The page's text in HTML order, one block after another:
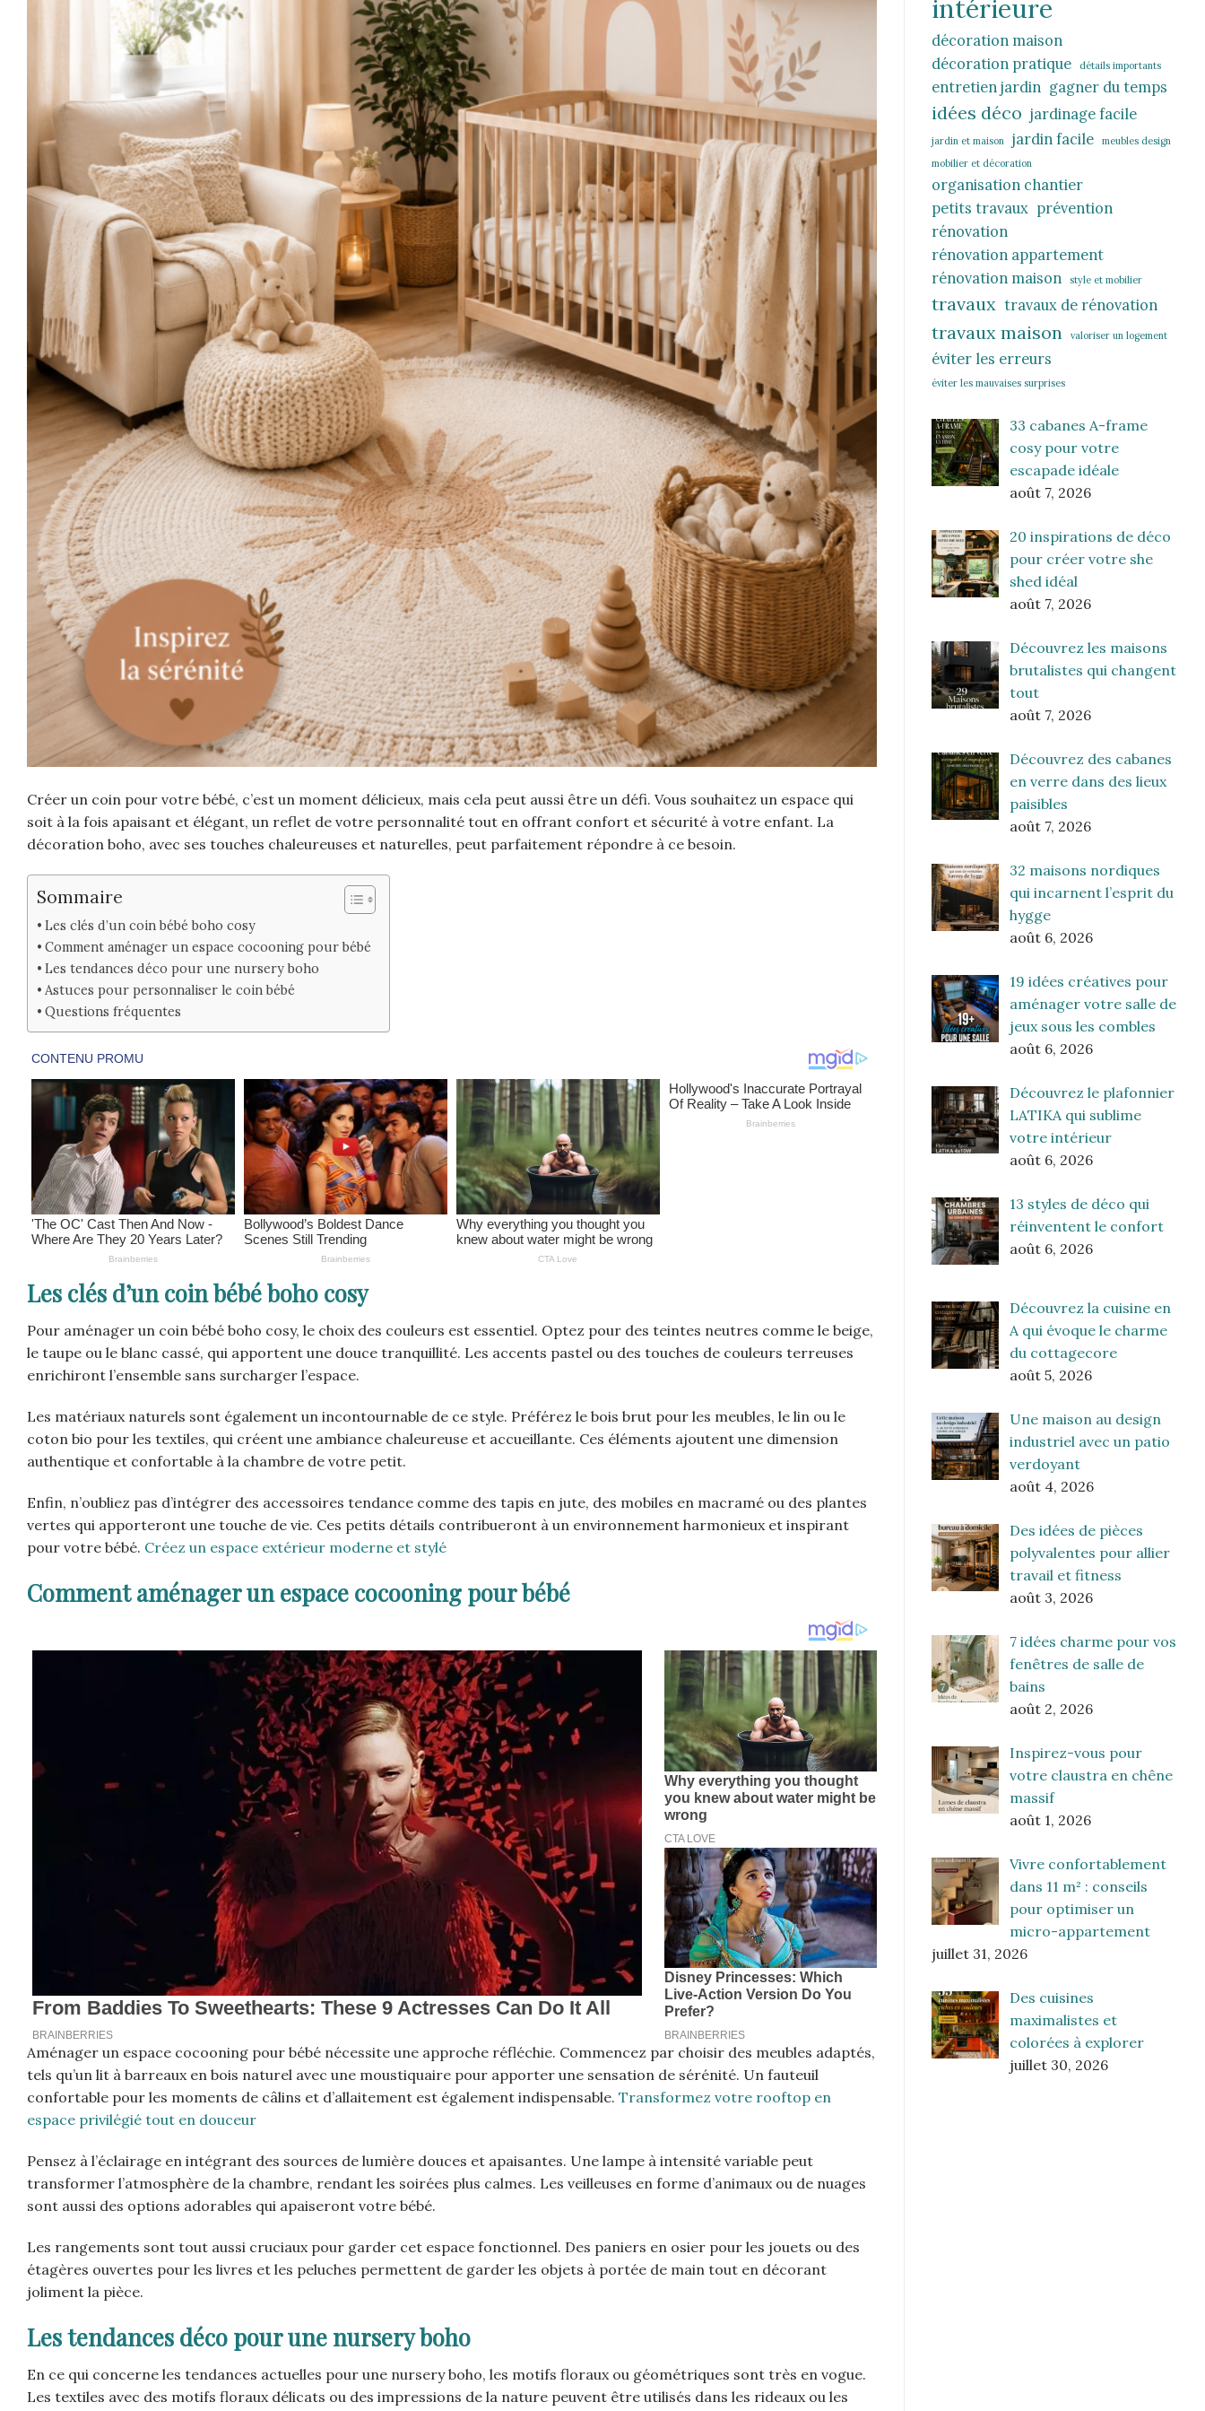
Créer un coin pour votre bébé, c’est un moment délicieux, mais cela peut aussi être un défi. Vous souhaitez un espace qui
soit à la fois apaisant et élégant, un reflet de votre personnalité tout en offrant confort et sécurité à votre enfant. La
décoration boho, avec ses touches chaleureuses et naturelles, peut parfaitement répondre à ce besoin.
Sommaire
Les clés d’un coin bébé boho cosy
Comment aménager un espace cocooning pour bébé
Les tendances déco pour une nursery boho
Astuces pour personnaliser le coin bébé
Questions fréquentes
Les clés d’un coin bébé boho cosy
Pour aménager un coin bébé boho cosy, le choix des couleurs est essentiel. Optez pour des teintes neutres comme le beige,
le taupe ou le blanc cassé, qui apportent une douce tranquillité. Les accents pastel ou des touches de couleurs terreuses
enrichiront l’ensemble sans surcharger l’espace.
Les matériaux naturels sont également un incontournable de ce style. Préférez le bois brut pour les meubles, le lin ou le
coton bio pour les textiles, qui créent une ambiance chaleureuse et accueillante. Ces éléments ajoutent une dimension
authentique et confortable à la chambre de votre petit.
Enfin, n’oubliez pas d’intégrer des accessoires tendance comme des tapis en jute, des mobiles en macramé ou des plantes
vertes qui apporteront une touche de vie. Ces petits détails contribueront à un environnement harmonieux et inspirant
pour votre bébé. Créez un espace extérieur moderne et stylé
Comment aménager un espace cocooning pour bébé
Aménager un espace cocooning pour bébé nécessite une approche réfléchie. Commencez par choisir des meubles adaptés,
tels qu’un lit à barreaux en bois naturel avec une moustiquaire pour apporter une sensation de sérénité. Un fauteuil
confortable pour les moments de câlins et d’allaitement est également indispensable. Transformez votre rooftop en
espace privilégié tout en douceur
Pensez à l’éclairage en intégrant des sources de lumière douces et apaisantes. Une lampe à intensité variable peut
transformer l’atmosphère de la chambre, rendant les soirées plus calmes. Les veilleuses en forme d’animaux ou de nuages
sont aussi des options adorables qui apaiseront votre bébé.
Les rangements sont tout aussi cruciaux pour garder cet espace fonctionnel. Des paniers en osier pour les jouets ou des
étagères ouvertes pour les livres et les peluches permettent de garder les objets à portée de main tout en décorant
joliment la pièce.
Les tendances déco pour une nursery boho
En ce qui concerne les tendances actuelles pour une nursery boho, les motifs floraux ou géométriques sont très en vogue.
Les textiles avec des motifs floraux délicats ou des impressions de la nature peuvent être utilisés dans les rideaux ou les
intérieure
décoration maison
décoration pratique
détails importants
entretien jardin gagner du temps
idées déco jardinage facile
jardin et maison jardin facile
meubles design
mobilier et décoration
organisation chantier
petits travaux prévention
rénovation
rénovation appartement
rénovation maison
style et mobilier
travaux travaux de rénovation
travaux maison valoriser un logement
éviter les erreurs
éviter les mauvaises surprises
33 cabanes A-frame
cosy pour votre
escapade idéale
août 7, 2026
20 inspirations de déco
pour créer votre she
shed idéal
août 7, 2026
Découvrez les maisons
brutalistes qui changent
tout
août 7, 2026
Découvrez des cabanes
en verre dans des lieux
paisibles
août 7, 2026
32 maisons nordiques
qui incarnent l’esprit du
hygge
août 6, 2026
19 idées créatives pour
aménager votre salle de
jeux sous les combles
août 6, 2026
Découvrez le plafonnier
LATIKA qui sublime
votre intérieur
août 6, 2026
13 styles de déco qui
réinventent le confort
août 6, 2026
Découvrez la cuisine en
A qui évoque le charme
du cottagecore
août 5, 2026
Une maison au design
industriel avec un patio
verdoyant
août 4, 2026
Des idées de pièces
polyvalentes pour allier
travail et fitness
août 3, 2026
7 idées charme pour vos
fenêtres de salle de
bains
août 2, 2026
Inspirez-vous pour
votre claustra en chêne
massif
août 1, 2026
Vivre confortablement
dans 11 m² : conseils
pour optimiser un
micro-appartement
juillet 31, 2026
Des cuisines
maximalistes et
colorées à explorer
juillet 30, 2026